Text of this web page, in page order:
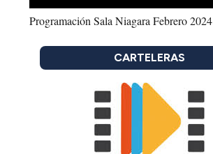
Programación Sala Niagara Febrero 2024
CARTELERAS